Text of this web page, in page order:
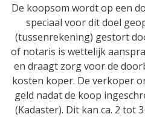
De koopsom wordt op een
speciaal voor dit doel
(tussenrekening) gestort
of notaris is wettelijk
en draagt zorg voor de
kosten koper. De verkoper
geld nadat de koop
(Kadaster). Dit kan ca. 2 tot